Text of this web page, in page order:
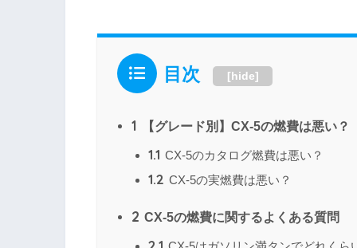
目次 [hide]
1 【グレード別】CX-5の燃費は悪い？
1.1 CX-5のカタログ燃費は悪い？
1.2 CX-5の実燃費は悪い？
2 CX-5の燃費に関するよくある質問